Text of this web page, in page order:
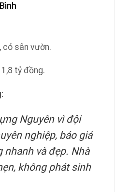
có sân vườn.
tỷ đồng.
Nguyên vì đội
nghiệp, báo giá
nhanh và đẹp. Nhà
không phát sinh